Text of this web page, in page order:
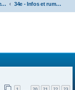
Les archives de la 34e America's Cup 34e - Infos et rumeurs